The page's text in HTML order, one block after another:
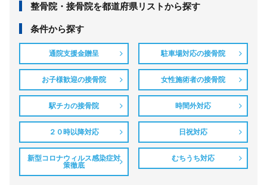
整⾻院・接⾻院を都道府県リストから探す
条件から探す
通院支援金贈呈 駐車場対応の接骨院
お子様歓迎の接骨院 女性施術者の接骨院
駅チカの接骨院 時間外対応
２０時以降対応 日祝対応
新型コロナウィルス感染症対
策徹底
むちうち対応